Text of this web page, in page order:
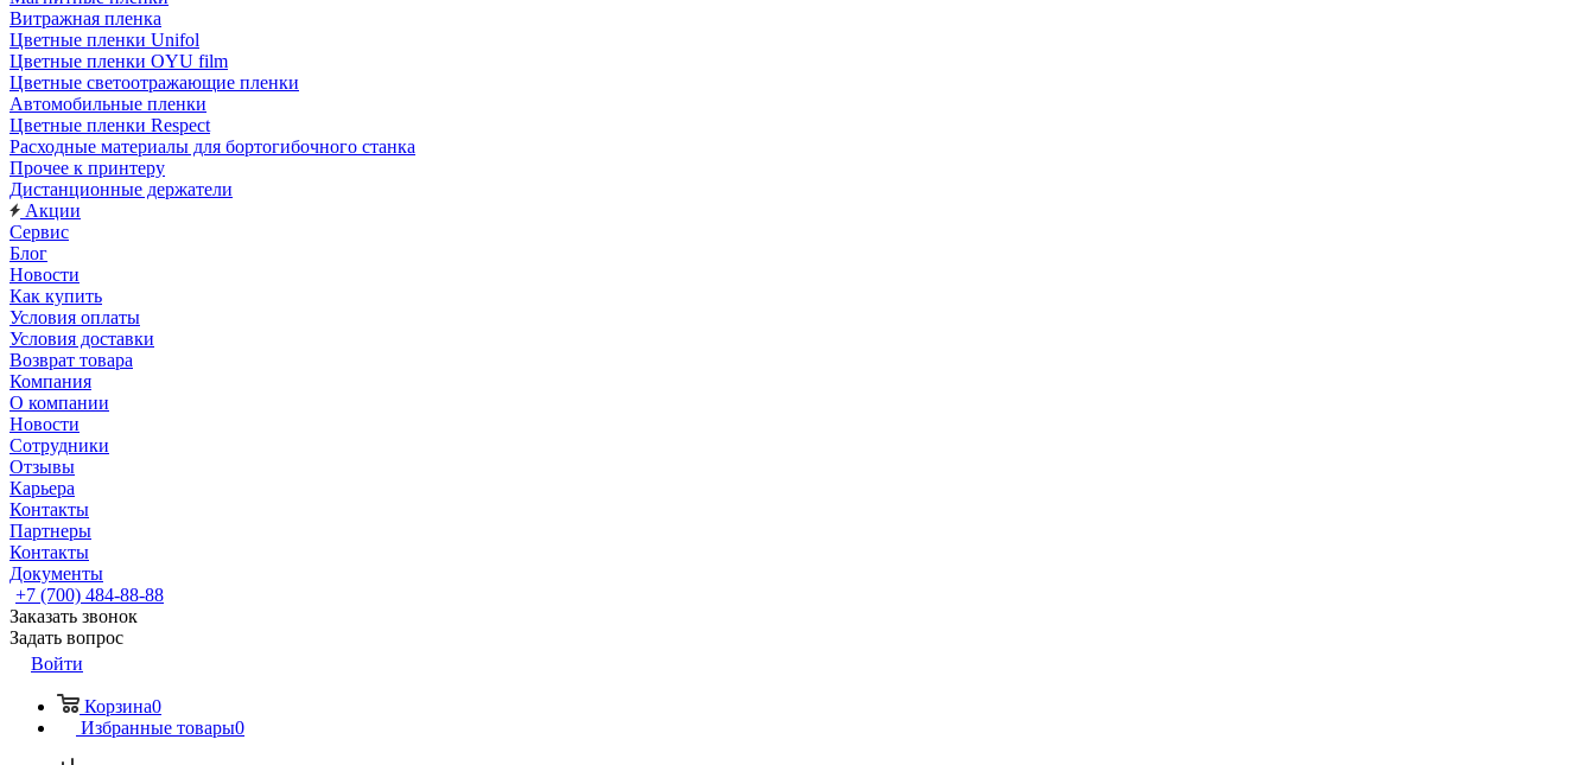
Витражная пленка
Цветные пленки Unifol
Цветные пленки OYU film
Цветные светоотражающие пленки
Автомобильные пленки
Цветные пленки Respect
Расходные материалы для бортогибочного станка
Прочее к принтеру
Дистанционные держатели
Акции
Сервис
Блог
Новости
Как купить
Условия оплаты
Условия доставки
Возврат товара
Компания
О компании
Новости
Сотрудники
Отзывы
Карьера
Контакты
Партнеры
Контакты
Документы
+7 (700) 484-88-88
Заказать звонок
Задать вопрос
Войти
Корзина0
Избранные товары0